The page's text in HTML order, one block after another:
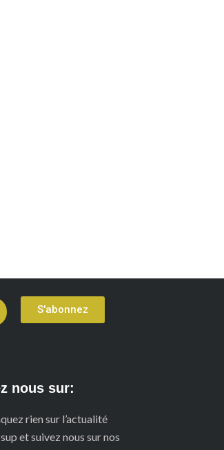
S'abonnez
nous sur:
rien sur l’actualité
et suivez nous sur nos